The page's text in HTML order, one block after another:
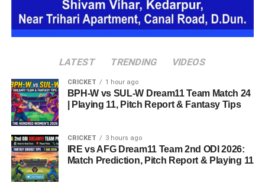
सीएएमपी-108 (CAMP-108)
एनआईटीटी लिमिटेड (NIIT Limited)
मोचिको (Mochiko Shoes)
टीआई मेडिकोज (TI Medicos)
आईजोन (iZone)
Dehradun Rojgar Mela 2026 :
LATEST TRENDING VIDEOS
CRICKET 1 hour ago
BPH-W vs SUL-W Dream11 Team Match 24
| Playing 11, Pitch Report & Fantasy Tips
CRICKET 3 hours ago
IRE vs AFG Dream11 Team 2nd ODI 2026:
Match Prediction, Pitch Report & Playing 11